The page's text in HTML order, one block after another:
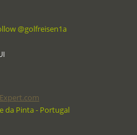
@golfreisen1a
da Pinta - Portugal